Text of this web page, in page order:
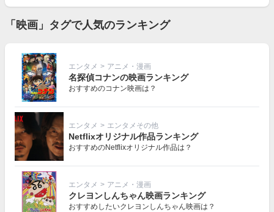
「映画」タグで人気のランキング
エンタメ > アニメ・漫画
名探偵コナンの映画ランキング
おすすめのコナン映画は？
エンタメ > エンタメその他
Netflixオリジナル作品ランキング
おすすめのNetflixオリジナル作品は？
エンタメ > アニメ・漫画
クレヨンしんちゃん映画ランキング
おすすめしたいクレヨンしんちゃん映画は？